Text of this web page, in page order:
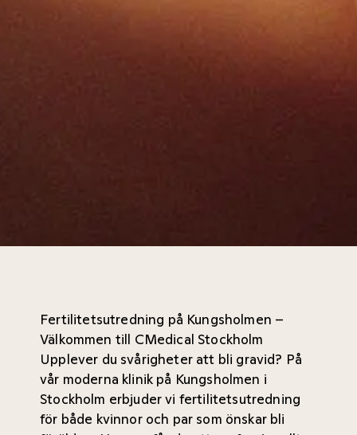
Fertilitetsutredning på Kungsholmen –
Välkommen till CMedical Stockholm
Upplever du svårigheter att bli gravid? På
vår moderna klinik på Kungsholmen i
Stockholm erbjuder vi fertilitetsutredning
för både kvinnor och par som önskar bli